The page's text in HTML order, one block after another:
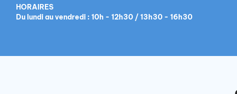
HORAIRES
Du lundi au vendredi : 10h - 12h30 / 13h30 - 16h30